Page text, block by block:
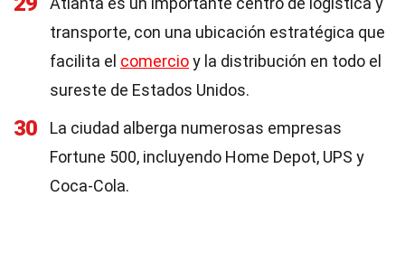
transporte, con una ubicación estratégica que
facilita el comercioy la distribución en todo el
sureste de Estados Unidos.
30
La ciudad alberga numerosas empresas
Fortune 500, incluyendo Home Depot, UPS y
Coca-Cola.